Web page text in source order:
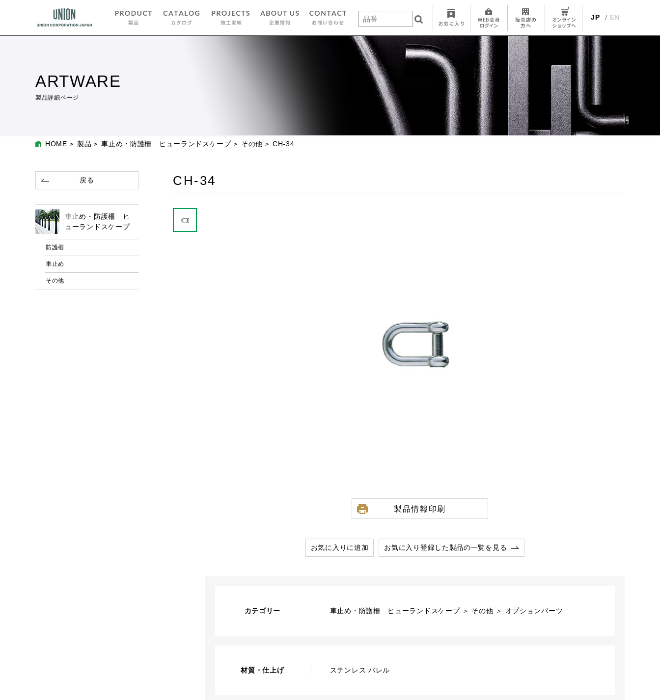
JP EN
ARTWARE
製品詳細ページ
HOME 製品 車止め・防護柵 ヒューランドスケープ その他 CH-34
CH-34
製品情報印刷
お気に入りに追加 お気に入り登録した製品の一覧を見る
カテゴリー 車止め・防護柵 ヒューランドスケープ ＞ その他 ＞ オプションパーツ
材質・仕上げ ステンレス バレル
戻る
車止め・防護柵 ヒ
ューランドスケープ
防護柵
車止め
その他